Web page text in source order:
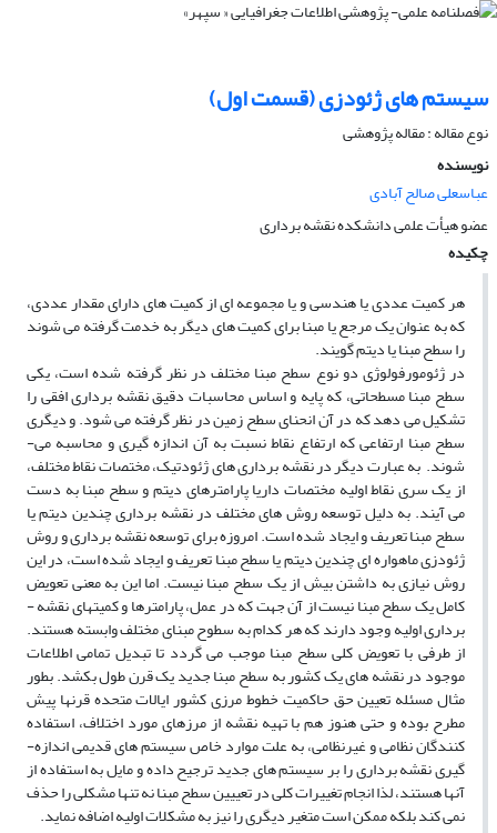
سیستم های ژئودزی (قسمت اول)
نوع مقاله : مقاله پژوهشی
نویسنده
عباسعلی صالح آبادی
عضو هیأت علمی دانشکده نقشه برداری
چکیده
هر کمیت عددی یا هندسی و یا مجموعه­ ای از کمیت­ های دارای مقدار عددی،
که به عنوان یک مرجع یا مبنا برای کمیت­ های دیگر به خدمت گرفته می­ شوند
را سطح مبنا یا دیتم گویند.
در ژئومورفولوژی دو نوع سطح مبنا مختلف در نظر گرفته شده است، یکی
سطح مبنا مسطحاتی، که پایه و اساس محاسبات دقیق نقشه­ برداری افقی را
تشکیل می­ دهد که در آن انحنای سطح زمین در نظر گرفته می­ شود. و دیگری
سطح مبنا ارتفاعی که ارتفاع نقاط نسبت به آن اندازه ­گیری و محاسبه می­
شوند. به عبارت دیگر در نقشه ­برداری های ژئودتیک، مختصات نقاط مختلف،
از یک سری نقاط اولیه مختصات داریا پارامترهای دیتم و سطح مبنا به دست
می­ آیند. به دلیل توسعه روش ­های مختلف در نقشه­ برداری چندین دیتم یا
سطح مبنا تعریف و ایجاد شده است. امروزه برای توسعه نقشه­ برداری و روش
ژئودزی ماهواره ­ای چندین دیتم یا سطح مبنا تعریف و ایجاد شده است، در این
روش نیازی به داشتن بیش از یک سطح مبنا نیست. اما این به معنی تعویض
کامل یک سطح مبنا نیست از آن جهت که در عمل، پارامترها و کمیت­های نقشه ­
برداری اولیه وجود دارند که هر کدام به سطوح مبنای مختلف وابسته هستند.
از طرفی با تعویض کلی سطح مبنا موجب می­ گردد تا تبدیل تمامی اطلاعات
موجود در نقشه ­های یک کشور به سطح مبنا جدید یک قرن طول بکشد. بطور
مثال مسئله تعیین حق حاکمیت خطوط مرزی کشور ایالات متحده قرن­ها پیش
مطرح بوده و حتی هنوز هم با تهیه نقشه از مرزهای مورد اختلاف، استفاده
کنندگان نظامی و غیرنظامی، به علت موارد خاص سیستم­ های قدیمی اندازه­
گیری نقشه ­برداری را بر سیستم­ های جدید ترجیح داده و مایل به استفاده از
آنها هستند، لذا انجام تغییرات کلی در تعییین سطح مبنا نه تنها مشکلی را حذف
نمی­ کند بلکه ممکن است متغیر دیگری را نیز به مشکلات اولیه اضافه نماید.